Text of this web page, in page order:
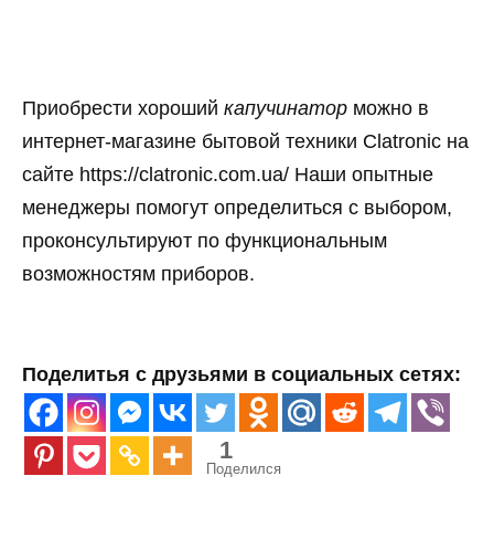
Приобрести хороший капучинатор можно в
интернет-магазине бытовой техники Clatronic на
сайте https://clatronic.com.ua/ Наши опытные
менеджеры помогут определиться с выбором,
проконсультируют по функциональным
возможностям приборов.
Поделитья с друзьями в социальных сетях:
1
Поделился